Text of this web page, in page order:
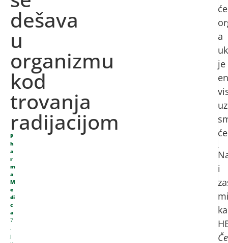
dešava
u
organizmu
kod
trovanja
radijacijom
P
h
a
r
m
a
M
e
di
c
a
7
.
j
a
je
i